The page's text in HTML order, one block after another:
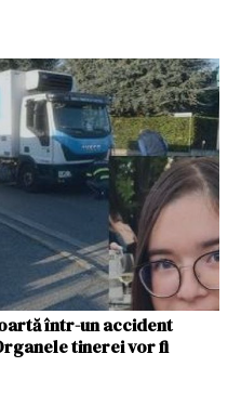
într-un accident
tinerei vor fi